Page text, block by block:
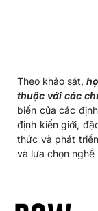
Theo khảo sát,
thuộc với các
biến của các
định kiến giới,
thức và phát
và lựa chọn nghề